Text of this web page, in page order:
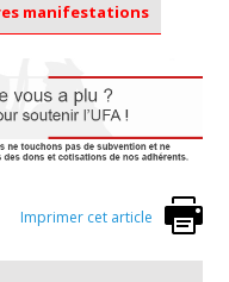
manifestations
Imprimer cet article